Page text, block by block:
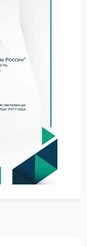
с
кабели;
нагрева.
меняет